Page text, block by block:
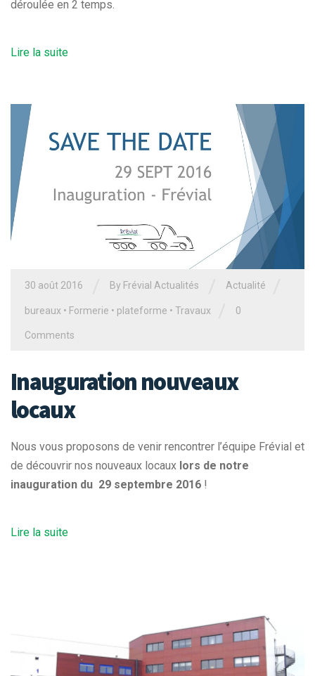
déroulée en 2 temps.
Lire la suite
30 août 2016 By Frévial Actualités Actualité
bureaux • Formerie • plateforme • Travaux 0
Comments
Inauguration nouveaux
locaux
Nous vous proposons de venir rencontrer l’équipe Frévial et
de découvrir nos nouveaux locaux lors de notre
inauguration du 29 septembre 2016 !
Lire la suite